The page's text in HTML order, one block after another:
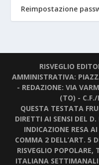
Reimpostazione
RISVEGLIO
AMMINISTRATIVA:
- REDAZIONE: VIA
(TO) -
QUESTA TESTATA
DIRETTI AI SENSI DEL
INDICAZIONE RESA
COMMA 2 DELL’ART. 5
RISVEGLIO POPOLARE,
ITALIANA